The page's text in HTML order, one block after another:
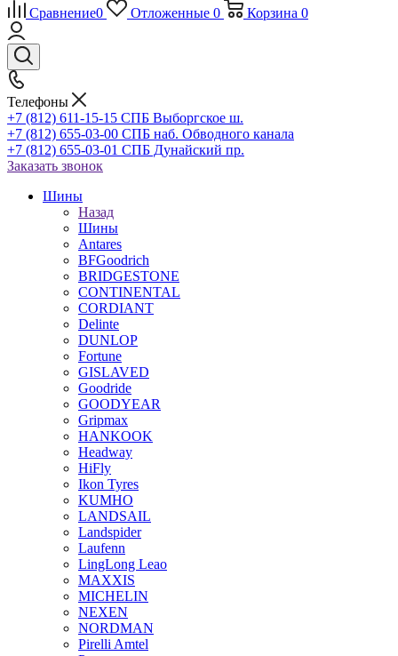
Сравнение0 Отложенные 0 Корзина 0
Телефоны
+7 (812) 611-15-15 СПБ Выборгское ш.
+7 (812) 655-03-00 СПБ наб. Обводного канала
+7 (812) 655-03-01 СПБ Дунайский пр.
Заказать звонок
Шины
Назад
Шины
Antares
BFGoodrich
BRIDGESTONE
CONTINENTAL
CORDIANT
Delinte
DUNLOP
Fortune
GISLAVED
Goodride
GOODYEAR
Gripmax
HANKOOK
Headway
HiFly
Ikon Tyres
KUMHO
LANDSAIL
Landspider
Laufenn
LingLong Leao
MAXXIS
MICHELIN
NEXEN
NORDMAN
Pirelli Amtel